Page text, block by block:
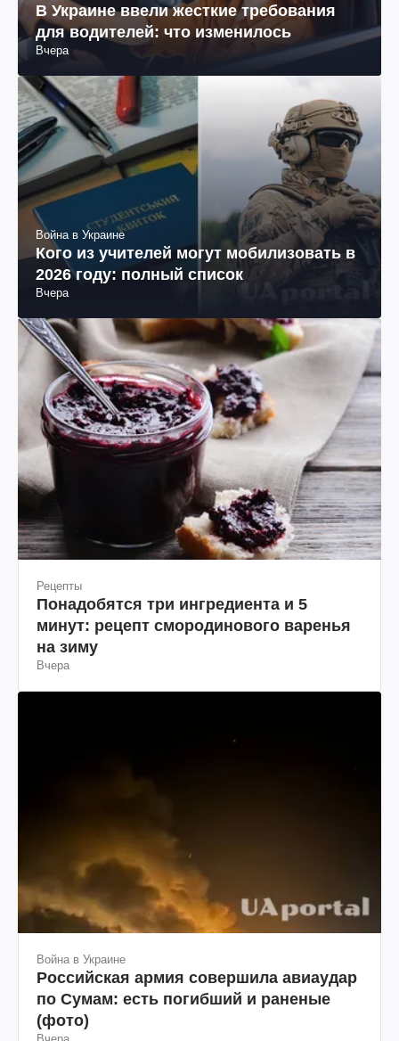
В Украине ввели жесткие требования
для водителей: что изменилось
Вчера
Война в Украине
Кого из учителей могут мобилизовать в
2026 году: полный список
Вчера
Рецепты
Понадобятся три ингредиента и 5
минут: рецепт смородинового варенья
на зиму
Вчера
Война в Украине
Российская армия совершила авиаудар
по Сумам: есть погибший и раненые
(фото)